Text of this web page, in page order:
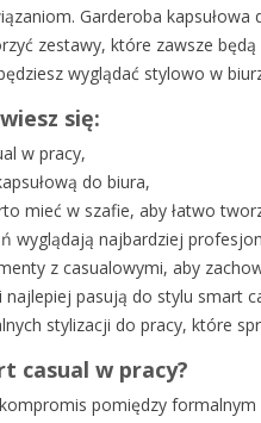
Garderoba
zestawy, które zawsze
wyglądać stylowo w
się:
w pracy,
do biura,
mieć w szafie, aby łatwo
wyglądają najbardziej
z casualowymi, aby
pasują do stylu smart
stylizacji do pracy, które
casual w pracy?
pomiędzy